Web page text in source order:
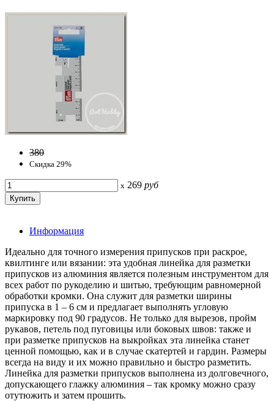
380
Скидка 29%
x 269 руб
Информация
Идеально для точного измерения припусков при раскрое,
квилтинге или вязании: эта удобная линейка для разметки
припусков из алюминия является полезным инструментом для
всех работ по рукоделию и шитью, требующим равномерной
обработки кромки. Она служит для разметки ширины
припуска в 1 – 6 см и предлагает выполнять угловую
маркировку под 90 градусов. Не только для вырезов, пройм
рукавов, петель под пуговицы или боковых швов: также и
при разметке припусков на выкройках эта линейка станет
ценной помощью, как и в случае скатертей и гардин. Размеры
всегда на виду и их можно правильно и быстро разметить.
Линейка для разметки припусков выполнена из долговечного,
допускающего глажку алюминия – так кромку можно сразу
отутюжить и затем прошить.